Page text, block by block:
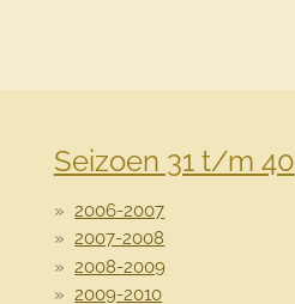
Seizoen 31 t/m 40
2006-2007
2007-2008
2008-2009
2009-2010